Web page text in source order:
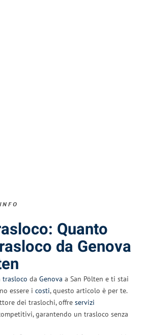
INFO
Quanto
da Genova
trasloco da Genova a San Pölten e ti stai
essere i costi, questo articolo è per te.
dei traslochi, offre servizi
garantendo un trasloco senza